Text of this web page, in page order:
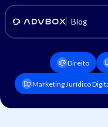
Blog
Direito
Marketing Jurídico